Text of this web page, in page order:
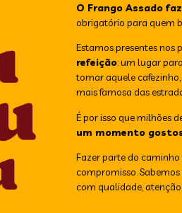
O Frango Assado
obrigatório para quem
Estamos presentes nos
refeição: um lugar
tomar aquele
mais famosa das
É por isso que milhões
um momento
Fazer parte do
compromisso.
com qualidade,